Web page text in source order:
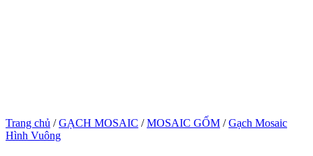
Trang chủ / GẠCH MOSAIC / MOSAIC GỐM / Gạch Mosaic
Hình Vuông